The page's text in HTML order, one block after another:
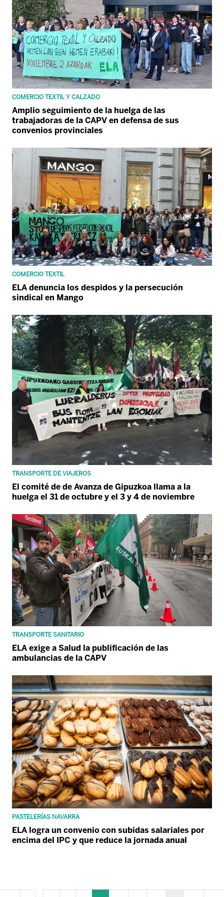
COMERCIO TEXTIL Y CALZADO
Amplio seguimiento de la huelga de las
trabajadoras de la CAPV en defensa de sus
convenios provinciales
COMERCIO TEXTIL
ELA denuncia los despidos y la persecución
sindical en Mango
TRANSPORTE DE VIAJEROS
El comité de de Avanza de Gipuzkoa llama a la
huelga el 31 de octubre y el 3 y 4 de noviembre
TRANSPORTE SANITARIO
ELA exige a Salud la publificación de las
ambulancias de la CAPV
PASTELERÍAS NAVARRA
ELA logra un convenio con subidas salariales por
encima del IPC y que reduce la jornada anual